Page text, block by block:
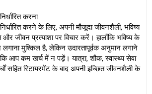
करना
करने के लिए, अपनी मौजूदा जीवनशैली, भविष्य
और जीवन प्रत्याशा पर विचार करें। हालाँकि भविष्य के
मुश्किल है, लेकिन उदारतापूर्वक अनुमान लगाने
कि आप कम खर्च में न पड़ें। यात्रा, शौक, स्वास्थ्य सेवा
सहित रिटायरमेंट के बाद अपनी इच्छित जीवनशैली के